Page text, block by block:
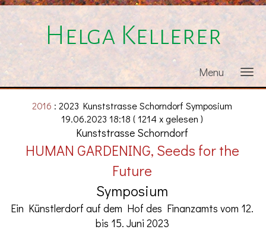
Helga Kellerer
Menu
2016 : 2023 Kunststrasse Schorndorf Symposium
19.06.2023 18:18 ( 1214 x gelesen )
Kunststrasse Schorndorf
HUMAN GARDENING, Seeds for the
Future
Symposium
Ein Künstlerdorf auf dem Hof des Finanzamts vom 12.
bis 15. Juni 2023